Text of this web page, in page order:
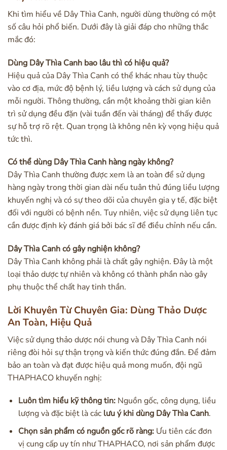
Khi tìm hiểu về Dây Thìa Canh, người dùng thường có một
số câu hỏi phổ biến. Dưới đây là giải đáp cho những thắc
mắc đó:
Dùng Dây Thìa Canh bao lâu thì có hiệu quả?
Hiệu quả của Dây Thìa Canh có thể khác nhau tùy thuộc
vào cơ địa, mức độ bệnh lý, liều lượng và cách sử dụng của
mỗi người. Thông thường, cần một khoảng thời gian kiên
trì sử dụng đều đặn (vài tuần đến vài tháng) để thấy được
sự hỗ trợ rõ rệt. Quan trọng là không nên kỳ vọng hiệu quả
tức thì.
Có thể dùng Dây Thìa Canh hàng ngày không?
Dây Thìa Canh thường được xem là an toàn để sử dụng
hàng ngày trong thời gian dài nếu tuân thủ đúng liều lượng
khuyến nghị và có sự theo dõi của chuyên gia y tế, đặc biệt
đối với người có bệnh nền. Tuy nhiên, việc sử dụng liên tục
cần được định kỳ đánh giá bởi bác sĩ để điều chỉnh nếu cần.
Dây Thìa Canh có gây nghiện không?
Dây Thìa Canh không phải là chất gây nghiện. Đây là một
loại thảo dược tự nhiên và không có thành phần nào gây
phụ thuộc thể chất hay tinh thần.
Lời Khuyên Từ Chuyên Gia: Dùng Thảo Dược
An Toàn, Hiệu Quả
Việc sử dụng thảo dược nói chung và Dây Thìa Canh nói
riêng đòi hỏi sự thận trọng và kiến thức đúng đắn. Để đảm
bảo an toàn và đạt được hiệu quả mong muốn, đội ngũ
THAPHACO khuyến nghị:
Luôn tìm hiểu kỹ thông tin:Nguồn gốc, công dụng, liều
lượng và đặc biệt là các lưu ý khi dùng Dây Thìa Canh.
Chọn sản phẩm có nguồn gốc rõ ràng:Ưu tiên các đơn
vị cung cấp uy tín như THAPHACO, nơi sản phẩm được